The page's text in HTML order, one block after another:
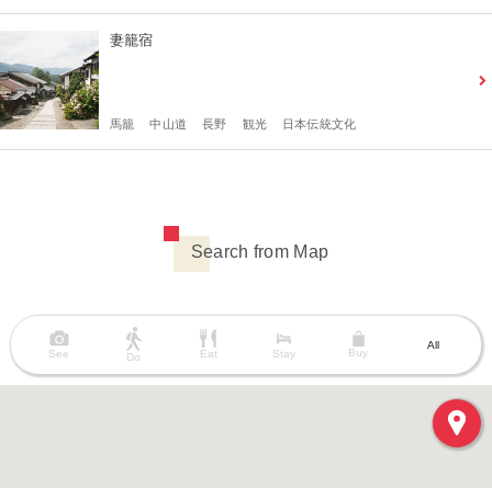
妻籠宿
馬籠 中山道 長野 観光 日本伝統文化
Search from Map
See Do Eat Stay Buy
All